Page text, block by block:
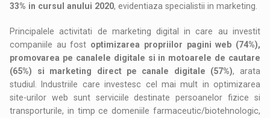
33% in cursul anului 2020, evidentiaza specialistii in marketing.
Principalele activitati de marketing digital in care au investit
companiile au fost optimizarea propriilor pagini web (74%),
promovarea pe canalele digitale si in motoarele de cautare
(65%) si marketing direct pe canale digitale (57%), arata
studiul. Industriile care investesc cel mai mult in optimizarea
site-urilor web sunt serviciile destinate persoanelor fizice si
transporturile, in timp ce domeniile farmaceutic/biotehnologic,